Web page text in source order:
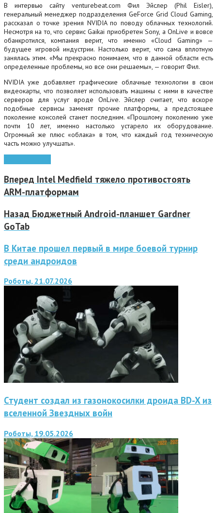
В интервью сайту venturebeat.com Фил Эйслер (Phil Eisler),
генеральный менеджер подразделения GeForce Grid Cloud Gaming,
рассказал о точке зрения NVIDIA по поводу облачных технологий.
Несмотря на то, что сервис Gaikai приобретен Sony, а OnLive и вовсе
обанкротился, компания верит, что именно «Cloud Gaming» —
будущее игровой индустрии. Настолько верит, что сама вплотную
занялась этим. «Мы прекрасно понимаем, что в данной области есть
определенные проблемы, но все они решаемы», — говорит Фил.
NVIDIA уже добавляет графические облачные технологии в свои
видеокарты, что позволяет использовать машины с ними в качестве
серверов для услуг вроде OnLive.Эйслер считает, что вскоре
подобные сервисы заменят прочие платформы, а предстоящее
поколение консолей станет последним. «Прошлому поколению уже
почти 10 лет, именно настолько устарело их оборудование.
Огромный же плюс «облака» в том, что каждый год техническую
часть можно улучшать».
Вперед Intel Medfield тяжело противостоять
ARM-платформам
Назад Бюджетный Android-планшет Gardner
GoTab
В Китае прошел первый в мире боевой турнир
среди андроидов
Роботы, 21.07.2026
Студент создал из газонокосилки дроида BD-X из
вселенной Звездных войн
Роботы, 19.05.2026